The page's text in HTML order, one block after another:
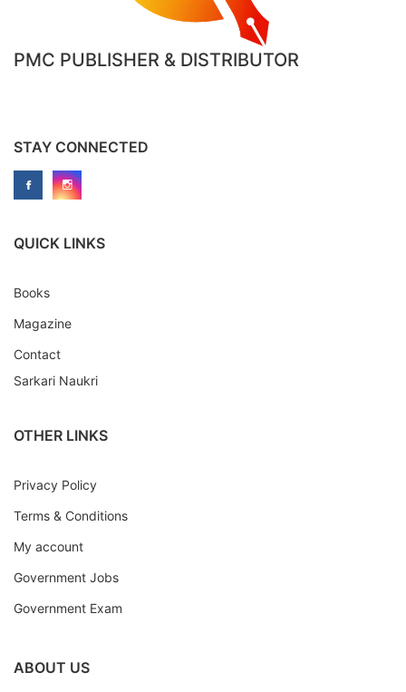
PMC PUBLISHER & DISTRIBUTOR
STAY CONNECTED
QUICK LINKS
Books
Magazine
Contact
Sarkari Naukri
OTHER LINKS
Privacy Policy
Terms & Conditions
My account
Government Jobs
Government Exam
ABOUT US